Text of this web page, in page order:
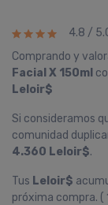
4.8 /
Comprando y
Facial X 150ml
Leloir$
Si consideramos
comunidad
4.360 Leloir$.
Tus Leloir$
próxima compra. (